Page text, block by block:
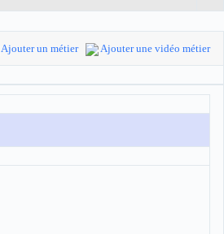
Ajouter un métier Ajouter une vidéo métier